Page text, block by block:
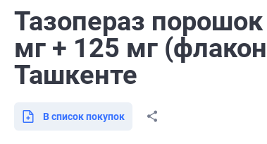
Тазопераз
мг + 125 мг
Ташкенте
В список покупок